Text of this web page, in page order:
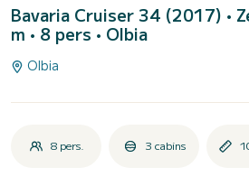
Bavaria Cruiser 34 (2017) •
m • 8 pers • Olbia
Olbia
8 pers. 3 cabins